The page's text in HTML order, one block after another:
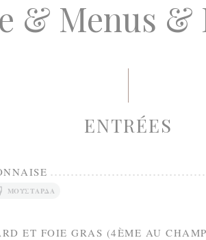
& Menus &
ENTRÉES
ΜΟΥΣΤΆΡΔΑ
ET FOIE GRAS (4ÈME AU